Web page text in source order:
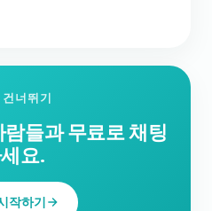
너뛰기
들과 무료로 채팅
요.
작하기